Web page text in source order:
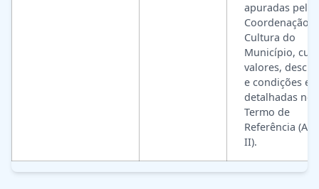
apuradas pela
Coordenação
Cultura do
Município,
valores,
e condições
detalhadas no
Termo de
Referência
II).